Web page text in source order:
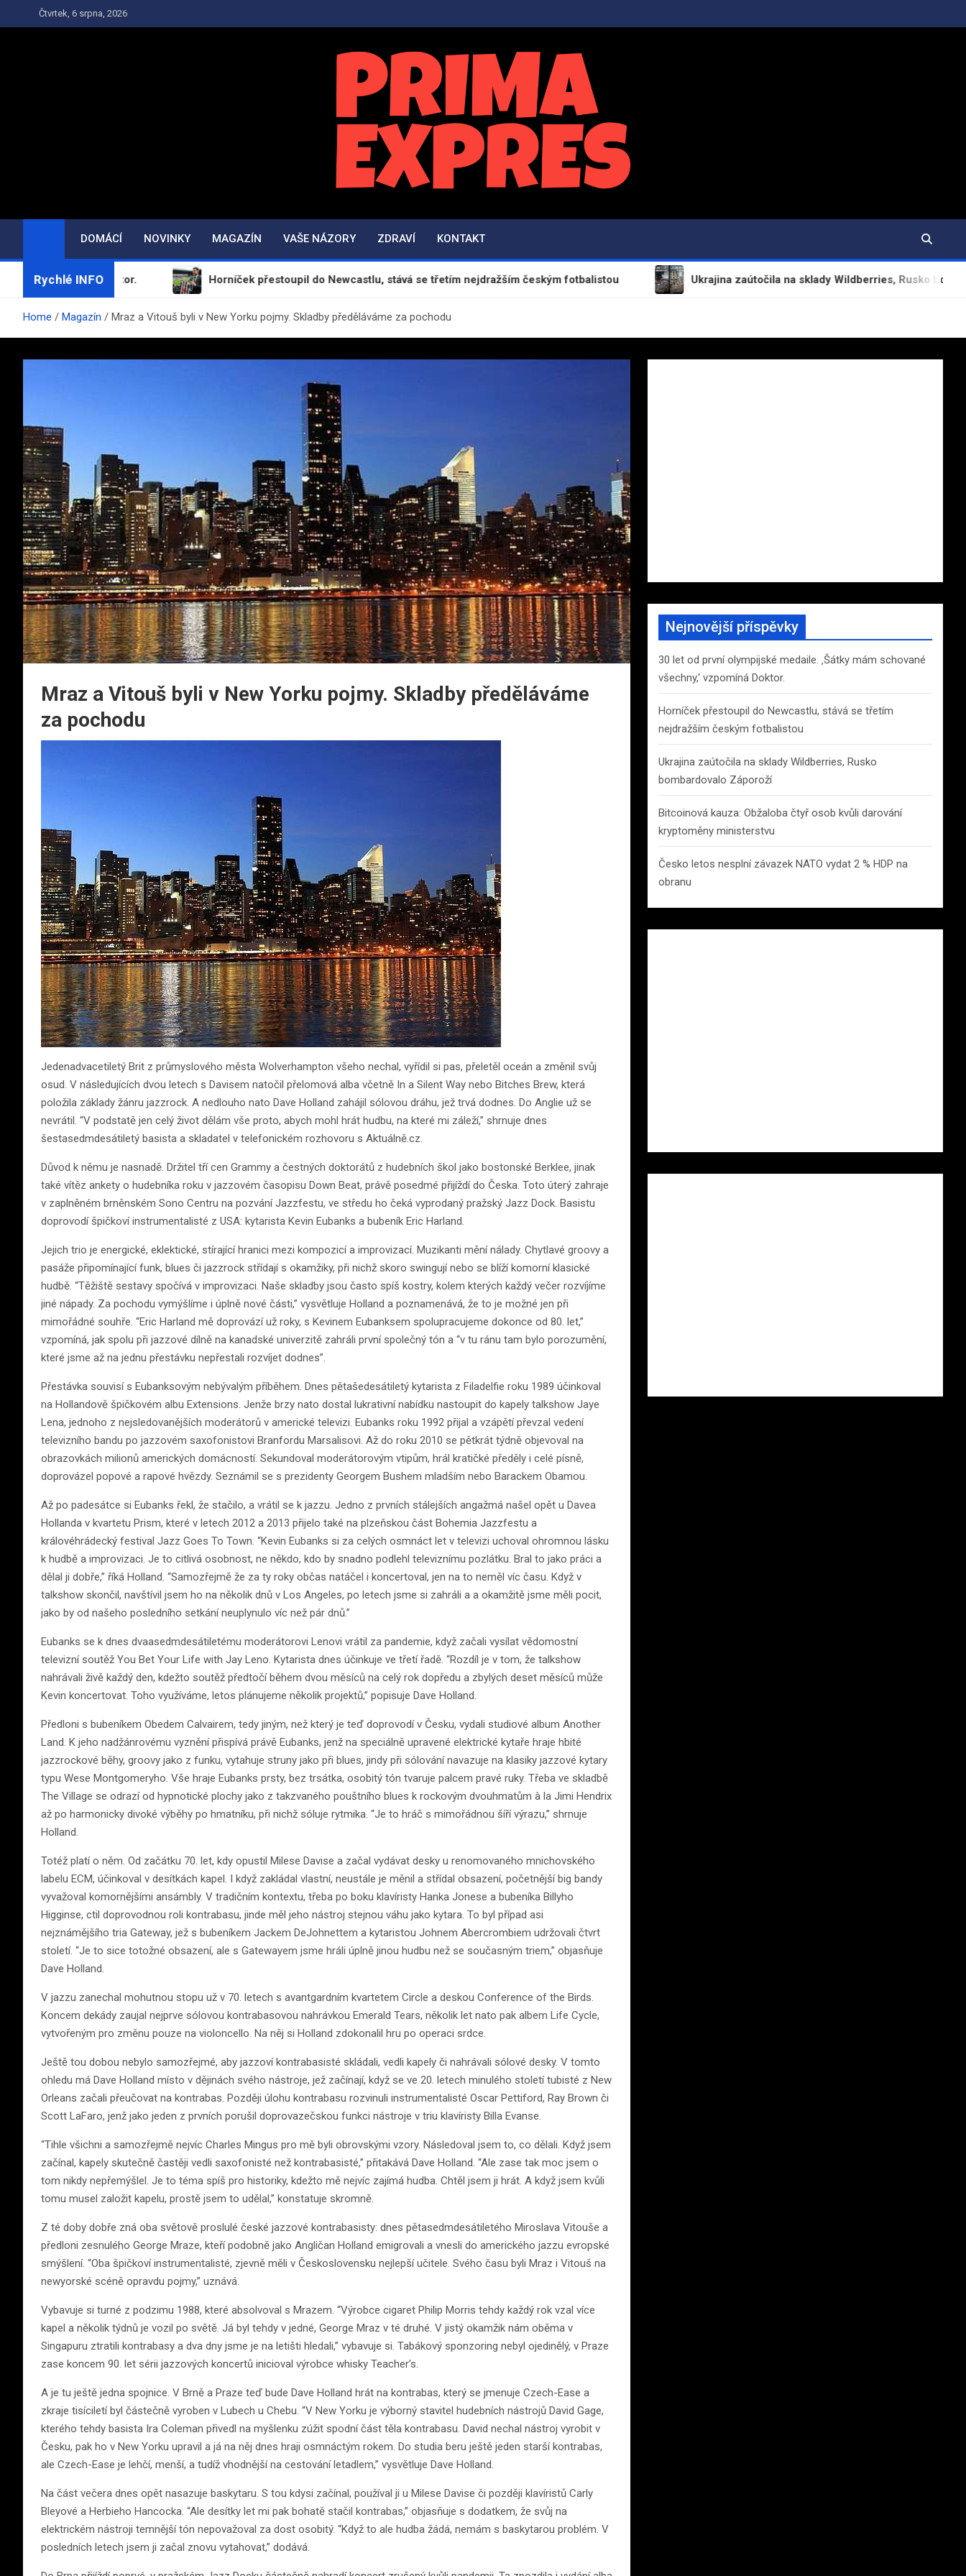
to
Čtvrtek, 6 srpna, 2026
PrimaExpres.cz
DOMÁCÍ NOVINKY MAGAZÍN VAŠE NÁZORY ZDRAVÍ KONTAKT
Rychlé INFO
Doktor. Horníček přestoupil do Newcastlu, stává se třetím nejdražším českým fotbalistou Ukrajina zaútočila na sklady Wildberries, Rusko bombardovalo
Home Magazín Mraz a Vitouš byli v New Yorku pojmy. Skladby předěláváme za pochodu
Mraz a Vitouš byli v New Yorku pojmy. Skladby předěláváme
za pochodu
Jedenadvacetiletý Brit z průmyslového města Wolverhampton všeho nechal, vyřídil si pas, přeletěl oceán a změnil svůj
osud. V následujících dvou letech s Davisem natočil přelomová alba včetně In a Silent Way nebo Bitches Brew, která
položila základy žánru jazzrock. A nedlouho nato Dave Holland zahájil sólovou dráhu, jež trvá dodnes. Do Anglie už se
nevrátil. “V podstatě jen celý život dělám vše proto, abych mohl hrát hudbu, na které mi záleží,” shrnuje dnes
šestasedmdesátiletý basista a skladatel v telefonickém rozhovoru s Aktuálně.cz.
Důvod k němu je nasnadě. Držitel tří cen Grammy a čestných doktorátů z hudebních škol jako bostonské Berklee, jinak
také vítěz ankety o hudebníka roku v jazzovém časopisu Down Beat, právě posedmé přijíždí do Česka. Toto úterý zahraje
v zaplněném brněnském Sono Centru na pozvání Jazzfestu, ve středu ho čeká vyprodaný pražský Jazz Dock. Basistu
doprovodí špičkoví instrumentalisté z USA: kytarista Kevin Eubanks a bubeník Eric Harland.
Jejich trio je energické, eklektické, stírající hranici mezi kompozicí a improvizací. Muzikanti mění nálady. Chytlavé groovy a
pasáže připomínající funk, blues či jazzrock střídají s okamžiky, při nichž skoro swingují nebo se blíží komorní klasické
hudbě. “Těžiště sestavy spočívá v improvizaci. Naše skladby jsou často spíš kostry, kolem kterých každý večer rozvíjíme
jiné nápady. Za pochodu vymýšlíme i úplně nové části,” vysvětluje Holland a poznamenává, že to je možné jen při
mimořádné souhře. “Eric Harland mě doprovází už roky, s Kevinem Eubanksem spolupracujeme dokonce od 80. let,”
vzpomíná, jak spolu při jazzové dílně na kanadské univerzitě zahráli první společný tón a “v tu ránu tam bylo porozumění,
které jsme až na jednu přestávku nepřestali rozvíjet dodnes”.
Přestávka souvisí s Eubanksovým nebývalým příběhem. Dnes pětašedesátiletý kytarista z Filadelfie roku 1989 účinkoval
na Hollandově špičkovém albu Extensions. Jenže brzy nato dostal lukrativní nabídku nastoupit do kapely talkshow Jaye
Lena, jednoho z nejsledovanějších moderátorů v americké televizi. Eubanks roku 1992 přijal a vzápětí převzal vedení
televizního bandu po jazzovém saxofonistovi Branfordu Marsalisovi. Až do roku 2010 se pětkrát týdně objevoval na
obrazovkách milionů amerických domácností. Sekundoval moderátorovým vtipům, hrál kratičké předěly i celé písně,
doprovázel popové a rapové hvězdy. Seznámil se s prezidenty Georgem Bushem mladším nebo Barackem Obamou.
Až po padesátce si Eubanks řekl, že stačilo, a vrátil se k jazzu. Jedno z prvních stálejších angažmá našel opět u Davea
Hollanda v kvartetu Prism, které v letech 2012 a 2013 přijelo také na plzeňskou část Bohemia Jazzfestu a
královéhrádecký festival Jazz Goes To Town. “Kevin Eubanks si za celých osmnáct let v televizi uchoval ohromnou lásku
k hudbě a improvizaci. Je to citlivá osobnost, ne někdo, kdo by snadno podlehl televiznímu pozlátku. Bral to jako práci a
dělal ji dobře,” říká Holland. “Samozřejmě že za ty roky občas natáčel i koncertoval, jen na to neměl víc času. Když v
talkshow skončil, navštívil jsem ho na několik dnů v Los Angeles, po letech jsme si zahráli a a okamžitě jsme měli pocit,
jako by od našeho posledního setkání neuplynulo víc než pár dnů.”
Eubanks se k dnes dvaasedmdesátiletému moderátorovi Lenovi vrátil za pandemie, když začali vysílat vědomostní
televizní soutěž You Bet Your Life with Jay Leno. Kytarista dnes účinkuje ve třetí řadě. “Rozdíl je v tom, že talkshow
nahrávali živě každý den, kdežto soutěž předtočí během dvou měsíců na celý rok dopředu a zbylých deset měsíců může
Kevin koncertovat. Toho využíváme, letos plánujeme několik projektů,” popisuje Dave Holland.
Předloni s bubeníkem Obedem Calvairem, tedy jiným, než který je teď doprovodí v Česku, vydali studiové album Another
Land. K jeho nadžánrovému vyznění přispívá právě Eubanks, jenž na speciálně upravené elektrické kytaře hraje hbité
jazzrockové běhy, groovy jako z funku, vytahuje struny jako při blues, jindy při sólování navazuje na klasiky jazzové kytary
typu Wese Montgomeryho. Vše hraje Eubanks prsty, bez trsátka, osobitý tón tvaruje palcem pravé ruky. Třeba ve skladbě
The Village se odrazí od hypnotické plochy jako z takzvaného pouštního blues k rockovým dvouhmatům à la Jimi Hendrix
až po harmonicky divoké výběhy po hmatníku, při nichž sóluje rytmika. “Je to hráč s mimořádnou šíří výrazu,” shrnuje
Holland.
Totéž platí o něm. Od začátku 70. let, kdy opustil Milese Davise a začal vydávat desky u renomovaného mnichovského
labelu ECM, účinkoval v desítkách kapel. I když zakládal vlastní, neustále je měnil a střídal obsazení, početnější big bandy
vyvažoval komornějšími ansámbly. V tradičním kontextu, třeba po boku klavíristy Hanka Jonese a bubeníka Billyho
Higginse, ctil doprovodnou roli kontrabasu, jinde měl jeho nástroj stejnou váhu jako kytara. To byl případ asi
nejznámějšího tria Gateway, jež s bubeníkem Jackem DeJohnettem a kytaristou Johnem Abercrombiem udržovali čtvrt
století. “Je to sice totožné obsazení, ale s Gatewayem jsme hráli úplně jinou hudbu než se současným triem,” objasňuje
Dave Holland.
V jazzu zanechal mohutnou stopu už v 70. letech s avantgardním kvartetem Circle a deskou Conference of the Birds.
Koncem dekády zaujal nejprve sólovou kontrabasovou nahrávkou Emerald Tears, několik let nato pak albem Life Cycle,
vytvořeným pro změnu pouze na violoncello. Na něj si Holland zdokonalil hru po operaci srdce.
Ještě tou dobou nebylo samozřejmé, aby jazzoví kontrabasisté skládali, vedli kapely či nahrávali sólové desky. V tomto
ohledu má Dave Holland místo v dějinách svého nástroje, jež začínají, když se ve 20. letech minulého století tubisté z New
Orleans začali přeučovat na kontrabas. Později úlohu kontrabasu rozvinuli instrumentalisté Oscar Pettiford, Ray Brown či
Scott LaFaro, jenž jako jeden z prvních porušil doprovazečskou funkci nástroje v triu klavíristy Billa Evanse.
“Tihle všichni a samozřejmě nejvíc Charles Mingus pro mě byli obrovskými vzory. Následoval jsem to, co dělali. Když jsem
začínal, kapely skutečně častěji vedli saxofonisté než kontrabasisté,” přitakává Dave Holland. “Ale zase tak moc jsem o
tom nikdy nepřemýšlel. Je to téma spíš pro historiky, kdežto mě nejvíc zajímá hudba. Chtěl jsem ji hrát. A když jsem kvůli
tomu musel založit kapelu, prostě jsem to udělal,” konstatuje skromně.
Z té doby dobře zná oba světově proslulé české jazzové kontrabasisty: dnes pětasedmdesátiletého Miroslava Vitouše a
předloni zesnulého George Mraze, kteří podobně jako Angličan Holland emigrovali a vnesli do amerického jazzu evropské
smýšlení. “Oba špičkoví instrumentalisté, zjevně měli v Československu nejlepší učitele. Svého času byli Mraz i Vitouš na
newyorské scéně opravdu pojmy,” uznává.
Vybavuje si turné z podzimu 1988, které absolvoval s Mrazem. “Výrobce cigaret Philip Morris tehdy každý rok vzal více
kapel a několik týdnů je vozil po světě. Já byl tehdy v jedné, George Mraz v té druhé. V jistý okamžik nám oběma v
Singapuru ztratili kontrabasy a dva dny jsme je na letišti hledali,” vybavuje si. Tabákový sponzoring nebyl ojedinělý, v Praze
zase koncem 90. let sérii jazzových koncertů inicioval výrobce whisky Teacher’s.
A je tu ještě jedna spojnice. V Brně a Praze teď bude Dave Holland hrát na kontrabas, který se jmenuje Czech-Ease a
zkraje tisíciletí byl částečně vyroben v Lubech u Chebu. “V New Yorku je výborný stavitel hudebních nástrojů David Gage,
kterého tehdy basista Ira Coleman přivedl na myšlenku zúžit spodní část těla kontrabasu. David nechal nástroj vyrobit v
Česku, pak ho v New Yorku upravil a já na něj dnes hraji osmnáctým rokem. Do studia beru ještě jeden starší kontrabas,
ale Czech-Ease je lehčí, menší, a tudíž vhodnější na cestování letadlem,” vysvětluje Dave Holland.
Na část večera dnes opět nasazuje baskytaru. S tou kdysi začínal, používal ji u Milese Davise či později klavíristů Carly
Bleyové a Herbieho Hancocka. “Ale desítky let mi pak bohatě stačil kontrabas,” objasňuje s dodatkem, že svůj na
elektrickém nástroji temnější tón nepovažoval za dost osobitý. “Když to ale hudba žádá, nemám s baskytarou problém. V
posledních letech jsem ji začal znovu vytahovat,” dodává.
Nejnovější příspěvky
30 let od první olympijské medaile. ‚Šátky mám schované
všechny,‘ vzpomíná Doktor.
Horníček přestoupil do Newcastlu, stává se třetím
nejdražším českým fotbalistou
Ukrajina zaútočila na sklady Wildberries, Rusko
bombardovalo Záporoží
Bitcoinová kauza: Obžaloba čtyř osob kvůli darování
kryptoměny ministerstvu
Česko letos nesplní závazek NATO vydat 2 % HDP na
obranu